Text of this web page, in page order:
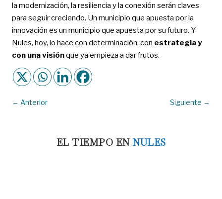
la modernización, la resiliencia y la conexión serán claves
para seguir creciendo. Un municipio que apuesta por la
innovación es un municipio que apuesta por su futuro. Y
Nules, hoy, lo hace con determinación, con estrategia y
con una visiónque ya empieza a dar frutos.
← Anterior Siguiente →
EL TIEMPO EN NULES